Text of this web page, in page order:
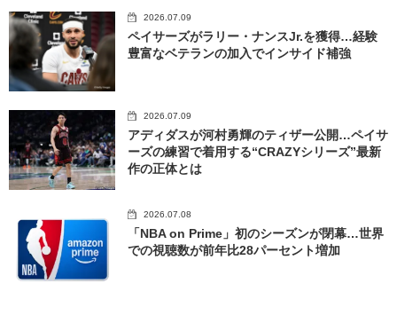
2026.07.09
ペイサーズがラリー・ナンスJr.を獲得…経験
豊富なベテランの加入でインサイド補強
2026.07.09
アディダスが河村勇輝のティザー公開…ペイサ
ーズの練習で着用する“CRAZYシリーズ”最新
作の正体とは
2026.07.08
「NBA on Prime」初のシーズンが閉幕…世界
での視聴数が前年比28パーセント増加